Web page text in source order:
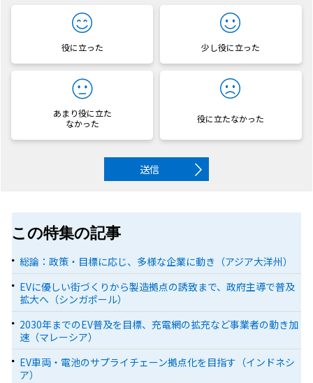
役に立った 少し役に立った
あまり役に立た
なかった
役に立たなかった
送信
この特集の記事
総論：政策・目標に応じ、多様な企業に動き（アジア大洋州）
EVに優しい街づくりから製造拠点の誘致まで、政府主導で普及
拡大へ（シンガポール）
2030年までのEV普及を目標、充電網の拡充など事業者の動き加
速（マレーシア）
EV車両・電池のサプライチェーン拠点化を目指す（インドネシ
ア）